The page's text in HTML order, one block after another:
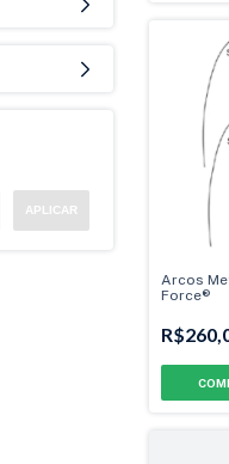
APLICAR
Arcos
Force®